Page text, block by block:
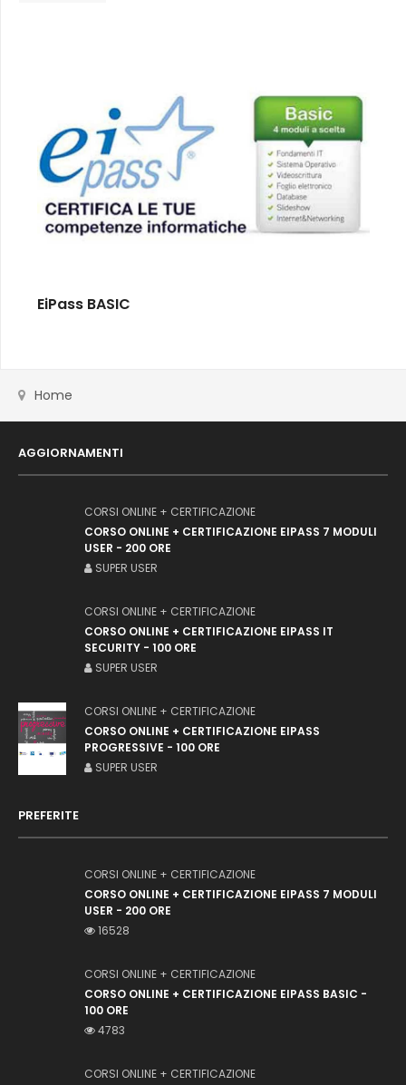
EiPass BASIC
Home
AGGIORNAMENTI
CORSI ONLINE + CERTIFICAZIONE
CORSO ONLINE + CERTIFICAZIONE EIPASS 7 MODULI
USER - 200 ORE
SUPER USER
CORSI ONLINE + CERTIFICAZIONE
CORSO ONLINE + CERTIFICAZIONE EIPASS IT
SECURITY - 100 ORE
SUPER USER
CORSI ONLINE + CERTIFICAZIONE
CORSO ONLINE + CERTIFICAZIONE EIPASS
PROGRESSIVE - 100 ORE
SUPER USER
PREFERITE
CORSI ONLINE + CERTIFICAZIONE
CORSO ONLINE + CERTIFICAZIONE EIPASS 7 MODULI
USER - 200 ORE
16528
CORSI ONLINE + CERTIFICAZIONE
CORSO ONLINE + CERTIFICAZIONE EIPASS BASIC -
100 ORE
4783
CORSI ONLINE + CERTIFICAZIONE